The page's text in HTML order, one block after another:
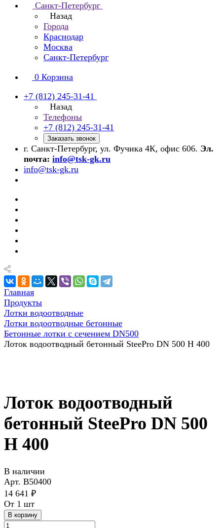
Санкт-Петербург
Назад
Города
Краснодар
Москва
Санкт-Петербург
0 Корзина
+7 (812) 245-31-41
Назад
Телефоны
+7 (812) 245-31-41
Заказать звонок
г. Санкт-Петербург, ул. Фучика 4К, офис 606. Эл.
почта: info@tsk-gk.ru
info@tsk-gk.ru
Главная
Продукты
Лотки водоотводные
Лотки водоотводные бетонные
Бетонные лотки с сечением DN500
Лоток водоотводный бетонный SteePro DN 500 H 400
Лоток водоотводный
бетонный SteePro DN 500
H 400
В наличии
Арт. В50400
14 641 ₽
От 1 шт
В корзину